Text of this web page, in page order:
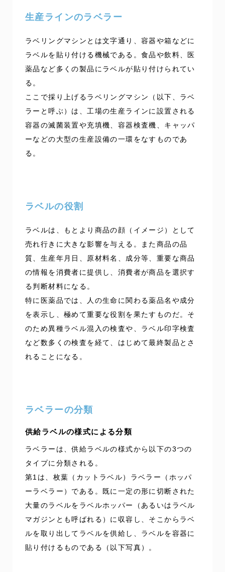
生産ラインのラベラー
ラベリングマシンとは文字通り、容器や箱などに
ラベルを貼り付ける機械である。食品や飲料、医
薬品など多くの製品にラベルが貼り付けられてい
る。
ここで採り上げるラベリングマシン（以下、ラベ
ラーと呼ぶ）は、工場の生産ラインに設置される
容器の滅菌装置や充填機、容器検査機、キャッパ
ーなどの大型の生産設備の一環をなすものであ
る。
ラベルの役割
ラベルは、もとより商品の顔（イメージ）として
売れ行きに大きな影響を与える。また商品の品
質、生産年月日、原材料名、成分等、重要な商品
の情報を消費者に提供し、消費者が商品を選択す
る判断材料になる。
特に医薬品では、人の生命に関わる薬品名や成分
を表示し、極めて重要な役割を果たすものだ。そ
のため異種ラベル混入の検査や、ラベル印字検査
など数多くの検査を経て、はじめて最終製品とさ
れることになる。
ラベラーの分類
供給ラベルの様式による分類
ラベラーは、供給ラベルの様式から以下の3つの
タイプに分類される。
第1は、枚葉（カットラベル）ラベラー（ホッパ
ーラベラー）である。既に一定の形に切断された
大量のラベルをラベルホッパー（あるいはラベル
マガジンとも呼ばれる）に収容し、そこからラベ
ルを取り出してラベルを供給し、ラベルを容器に
貼り付けるものである（以下写真）。